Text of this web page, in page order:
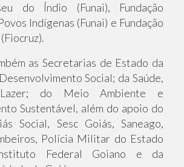
do Índio (Funai), Fundação
Indígenas (Funai) e Fundação
as Secretarias de Estado da
Social; da Saúde,
do Meio Ambiente e
Sustentável, além do apoio do
Social, Sesc Goiás, Saneago,
Polícia Militar do Estado
Federal Goiano e da